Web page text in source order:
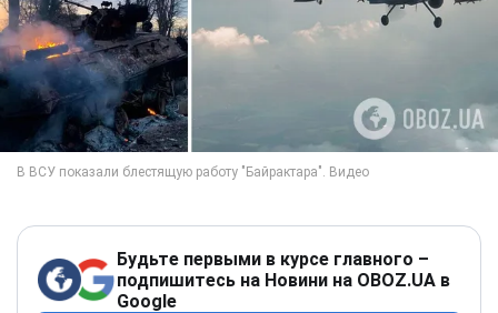
Будьте первыми в курсе главного –
подпишитесь на Новини на OBOZ.UA в
Google